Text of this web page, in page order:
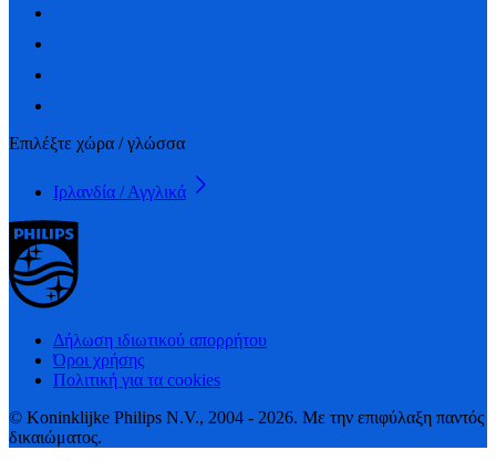
Επιλέξτε χώρα / γλώσσα
Ιρλανδία / Αγγλικά
Δήλωση ιδιωτικού απορρήτου
Όροι χρήσης
Πολιτική για τα cookies
© Koninklijke Philips N.V., 2004 - 2026. Με την επιφύλαξη παντός
δικαιώματος.